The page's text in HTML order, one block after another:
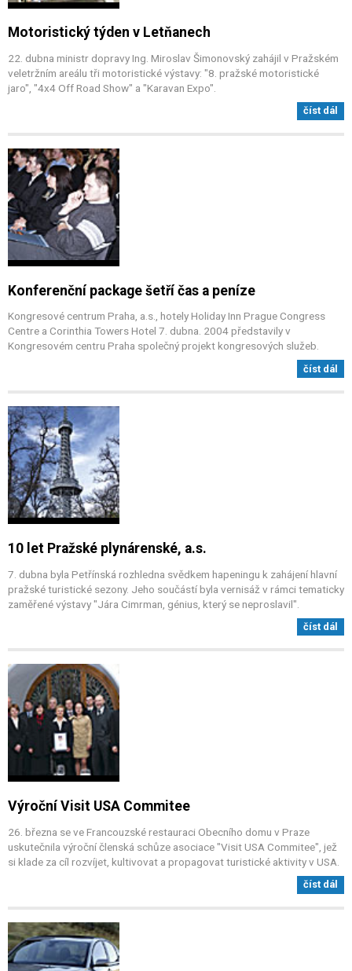
Motoristický týden v Letňanech
22. dubna ministr dopravy Ing. Miroslav Šimonovský zahájil v Pražském
veletržním areálu tři motoristické výstavy: "8. pražské motoristické
jaro", "4x4 Off Road Show" a "Karavan Expo".
číst dál
Konferenční package šetří čas a peníze
Kongresové centrum Praha, a.s., hotely Holiday Inn Prague Congress
Centre a Corinthia Towers Hotel 7. dubna. 2004 představily v
Kongresovém centru Praha společný projekt kongresových služeb.
číst dál
10 let Pražské plynárenské, a.s.
7. dubna byla Petřínská rozhledna svědkem hapeningu k zahájení hlavní
pražské turistické sezony. Jeho součástí byla vernisáž v rámci tematicky
zaměřené výstavy "Jára Cimrman, génius, který se neproslavil".
číst dál
Výroční Visit USA Commitee
26. března se ve Francouzské restauraci Obecního domu v Praze
uskutečnila výroční členská schůze asociace "Visit USA Commitee", jež
si klade za cíl rozvíjet, kultivovat a propagovat turistické aktivity v USA.
číst dál